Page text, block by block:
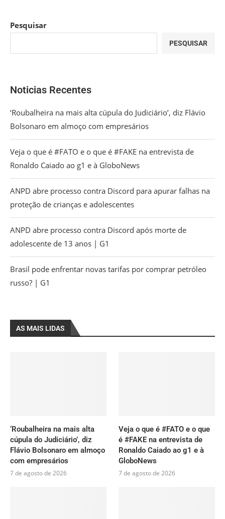
Pesquisar
PESQUISAR
Noticias Recentes
‘Roubalheira na mais alta cúpula do Judiciário’, diz Flávio
Bolsonaro em almoço com empresários
Veja o que é #FATO e o que é #FAKE na entrevista de
Ronaldo Caiado ao g1 e à GloboNews
ANPD abre processo contra Discord para apurar falhas na
proteção de crianças e adolescentes
ANPD abre processo contra Discord após morte de
adolescente de 13 anos | G1
Brasil pode enfrentar novas tarifas por comprar petróleo
russo? | G1
AS MAIS LIDAS
‘Roubalheira na mais alta
cúpula do Judiciário’, diz
Flávio Bolsonaro em almoço
com empresários
7 de agosto de 2026
Veja o que é #FATO e o que
é #FAKE na entrevista de
Ronaldo Caiado ao g1 e à
GloboNews
7 de agosto de 2026